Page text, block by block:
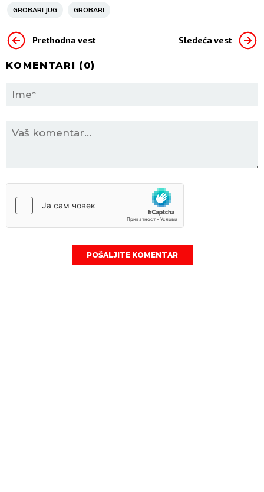
GROBARI JUG GROBARI
Prethodna vest Sledeća vest
KOMENTARI (0)
POŠALJITE KOMENTAR